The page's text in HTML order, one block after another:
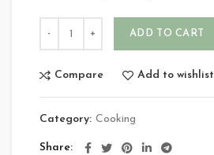
ADD TO CART
Compare Add to wishlist
Category: Cooking
Share